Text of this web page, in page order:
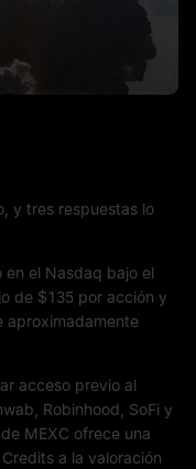
y tres respuestas lo
en el Nasdaq bajo el
de $135 por acción y
aproximadamente
acceso previo al
Robinhood, SoFi y
MEXC ofrece una
a la valoración